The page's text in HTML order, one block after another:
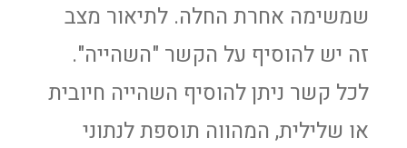
שמשימה אחרת החלה. לתיאור מצב
זה יש להוסיף על הקשר "השהייה".
לכל קשר ניתן להוסיף השהייה חיובית
או שלילית, המהווה תוספת לנתוני